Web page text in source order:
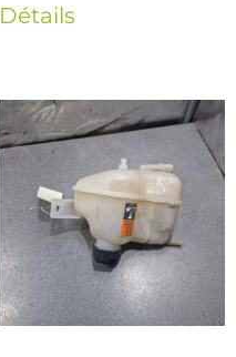
Détails